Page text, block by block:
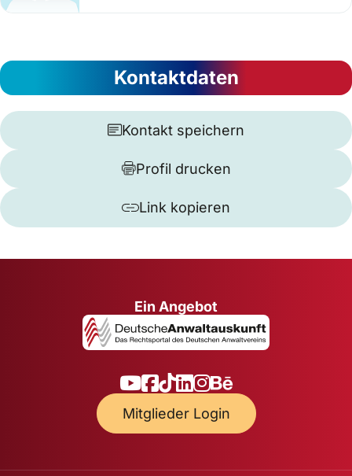
Kontaktdaten
Kontakt speichern
Profil drucken
Link kopieren
Ein Angebot
Mitglieder Login